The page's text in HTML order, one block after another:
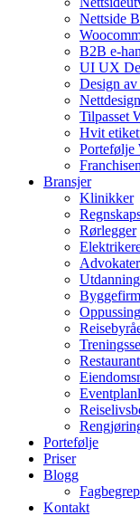
Nettside
B2B e-
UI UX
Design
Tilpasset
Hvit
Portefølje
Bransjer
Klinikker
Rørlegger
Advokater
Oppussing
Portefølje
Priser
Blogg
Kontakt